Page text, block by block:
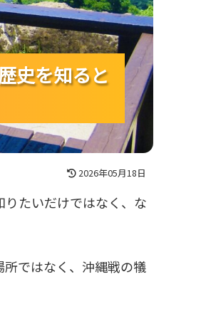
史を知ると
史を知ると
史を知ると
2026年05月18日
たいだけではなく、な
ではなく、沖縄戦の犠